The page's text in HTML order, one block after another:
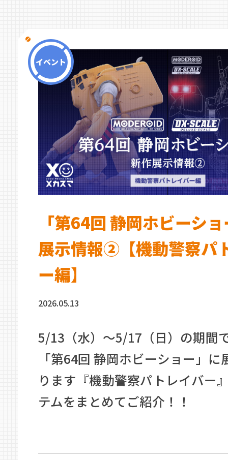
イベント
「第64回 静岡ホビーシ
展示情報②【機動警察パ
ー編】
2026.05.13
5/13（水）〜5/17（日）の期間
「第64回 静岡ホビーショー」に
ります『機動警察パトレイバー
テムをまとめてご紹介！！